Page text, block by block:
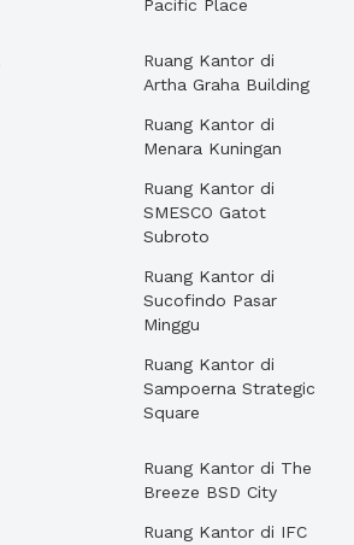
Pacific Place
Ruang Kantor di
Artha Graha Building
Ruang Kantor di
Menara Kuningan
Ruang Kantor di
SMESCO Gatot
Subroto
Ruang Kantor di
Sucofindo Pasar
Minggu
Ruang Kantor di
Sampoerna Strategic
Square
Ruang Kantor di The
Breeze BSD City
Ruang Kantor di IFC